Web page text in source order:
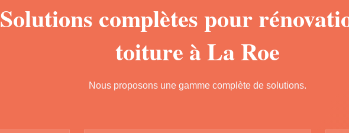
Solutions complètes pour
toiture à La Roe
Nous proposons une gamme complète de solutions.